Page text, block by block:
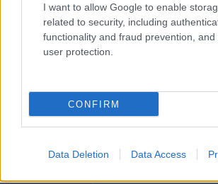
I want to allow Google to enable
related to security, including
functionality and fraud prevention, and
user protection.
CONFIRM
Data Deletion Data Access
Nem biztos, hogy érdemes kivárni az
A Galaxy S25 is megkaphatja a Galaxy
kamerás funkcióját
Itt a vég a Galaxy S23 széria számára: a
utolsó nagy frissítés